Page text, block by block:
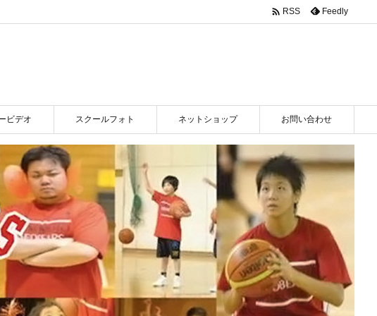
ビデオ スクールフォト ネットショップ お問い合わせ
 RSS Feedly